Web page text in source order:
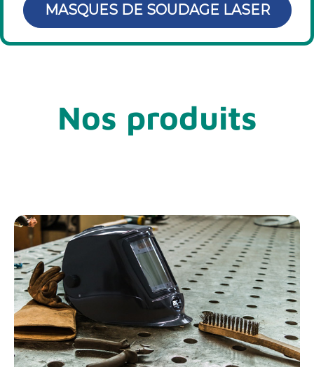
MASQUES DE SOUDAGE LASER
Nos produits